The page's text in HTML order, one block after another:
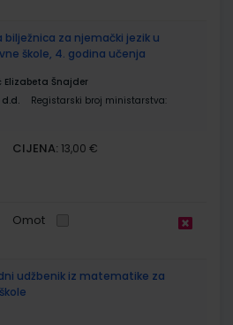
bilježnica za njemački jezik u
škole, 4. godina učenja
Elizabeta Šnajder
d.d.
Registarski broj ministarstva:
CIJENA: 13,00 €
Omot
udžbenik iz matematike za